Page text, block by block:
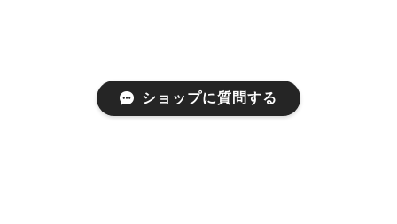
ショップに質問する